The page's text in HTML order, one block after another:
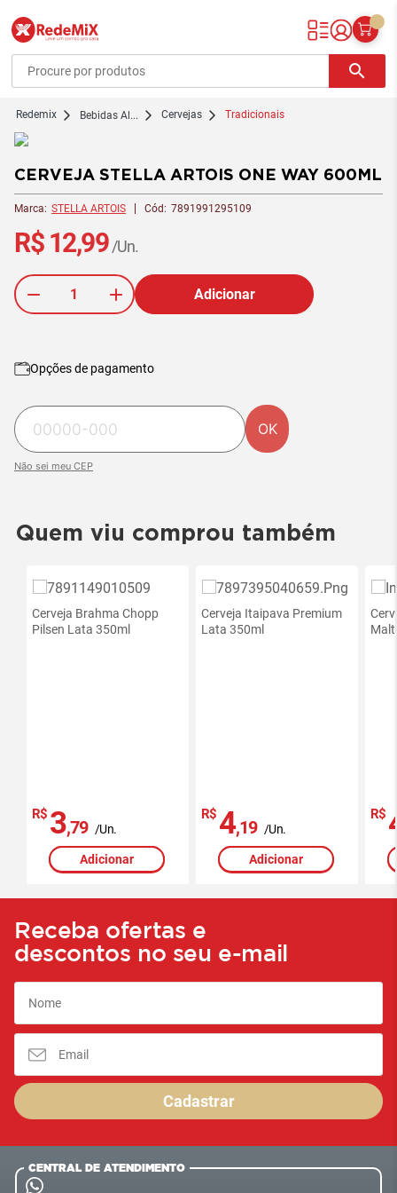
Redemix – Supermercado Online
search
redemix Bebidas Al... Cervejas Tradicionais
CERVEJA STELLA ARTOIS ONE WAY 600ML
Marca: STELLA ARTOIS Cód: 7891991295109
R$ 12,99 /Un.
Adicionar
Opções de pagamento
OK
Não sei meu CEP
Quem viu comprou também
Cerveja Brahma Chopp
Pilsen Lata 350ml
R$ 3,79 /Un.
Adicionar
Cerveja Itaipava Premium
Lata 350ml
R$ 4,19 /Un.
Adicionar
R$
Receba ofertas e
descontos no seu e-mail
Cadastrar
CENTRAL DE ATENDIMENTO